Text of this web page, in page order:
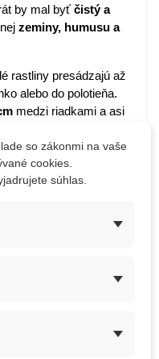
by mal byť čistý a
zeminy, humusu a
rastliny presádzajú až
alebo do polotieňa.
medzi riadkami a asi
odstraňovať burinu
na povrchu pôdy.
so zákonmi na vaše
cookies.
súhlas.